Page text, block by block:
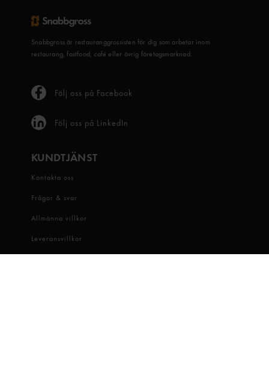
Snabbgross är restauranggrossisten för dig som arbetar inom
restaurang, fastfood, café eller övrig företagsmarknad.
Följ oss på Facebook
Följ oss på LinkedIn
KUNDTJÄNST
Kontakta oss
Frågor & svar
Allmänna villkor
Leveransvillkor